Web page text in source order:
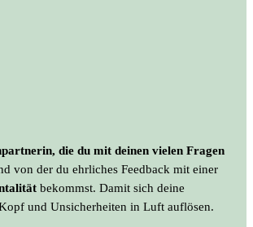
die du mit deinen vielen Fragen
von der du ehrliches Feedback mit einer
bekommst. Damit sich deine
und Unsicherheiten in Luft auflösen.